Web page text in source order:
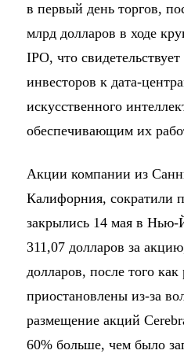
в первый день торгов,
млрд долларов в ходе
IPO, что
инвесторов к дата-
искусственного
обеспечивающим их
Акции компании из
Калифорния, сократили
закрылись 14 мая в Нью-
311,07 долларов за
долларов, после того
приостановлены из-за
размещение акций
60% больше, чем было